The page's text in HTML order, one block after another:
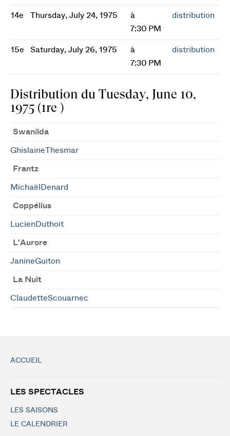
14e Thursday, July 24, 1975
à
7:30 PM
distribution
15e Saturday, July 26, 1975
à
7:30 PM
distribution
Distribution du Tuesday, June 10,
1975 (1re )
Swanilda
GhislaineThesmar
Frantz
MichaëlDenard
Coppélius
LucienDuthoit
L'Aurore
JanineGuiton
La Nuit
ClaudetteScouarnec
ACCUEIL
LES SPECTACLES
LES SAISONS
LE CALENDRIER